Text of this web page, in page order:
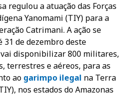
regulou a atuação das Forças
Yanomami (TIY) para a
Catrimani. A ação se
de dezembro deste
vai disponibilizar 800 militares,
terrestres e aéreos, para as
ao garimpo ilegal na Terra
nos estados do Amazonas